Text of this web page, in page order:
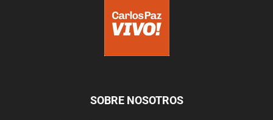
SOBRE NOSOTROS